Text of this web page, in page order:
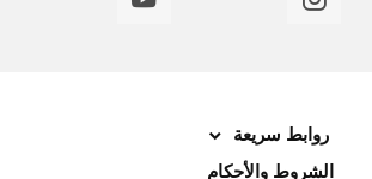
روابط سريعة
الشروط والأحكام